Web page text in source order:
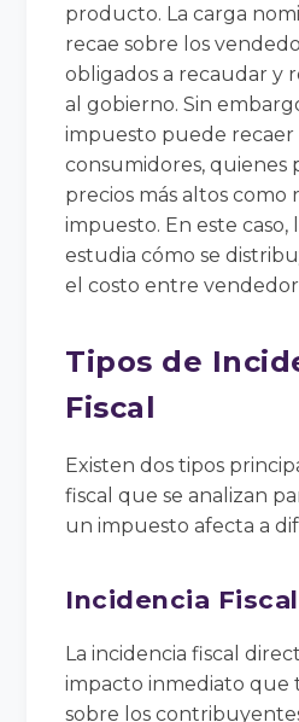
producto. La carga
recae sobre los
obligados a recaudar y
al gobierno. Sin
impuesto puede recaer
consumidores,
precios más altos como
impuesto. En este caso,
estudia cómo se
el costo entre
Tipos de
Fiscal
Existen dos tipos
fiscal que se analizan
un impuesto afecta a
Incidencia
La incidencia fiscal
impacto inmediato que
sobre los